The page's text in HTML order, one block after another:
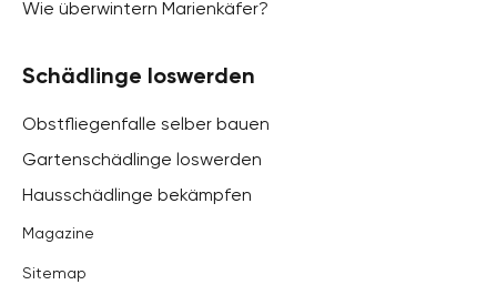
Wie überwintern Marienkäfer?
Schädlinge loswerden
Obstfliegenfalle selber bauen
Gartenschädlinge loswerden
Hausschädlinge bekämpfen
Magazine
Sitemap